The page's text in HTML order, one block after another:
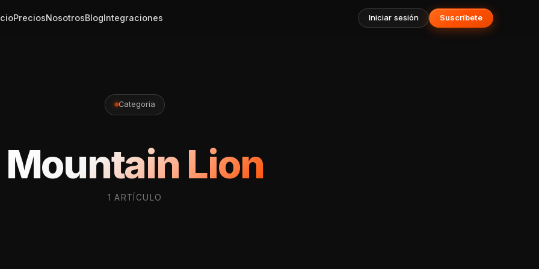
PreciosNosotrosBlogIntegraciones Iniciar sesión Suscríbete
Categoría
Mountain Lion
1 ARTÍCULO